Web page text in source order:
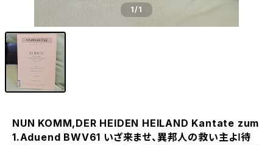
1/1
NUN KOMM,DER HEIDEN HEILAND Kantate zum
1.Aduend BWV61 いざ来ませ、異邦人の救い主よⅠ待